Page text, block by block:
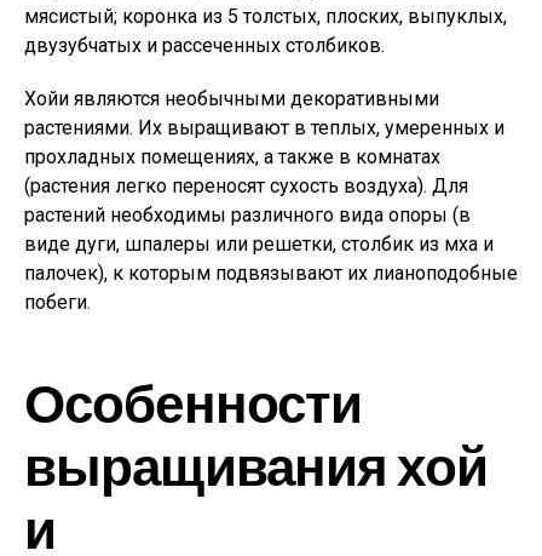
мясистый; коронка из 5 толстых, плоских, выпуклых,
двузубчатых и рассеченных столбиков.
Хойи являются необычными декоративными
растениями. Их выращивают в теплых, умеренных и
прохладных помещениях, а также в комнатах
(растения легко переносят сухость воздуха). Для
растений необходимы различного вида опоры (в
виде дуги, шпалеры или решетки, столбик из мха и
палочек), к которым подвязывают их лианоподобные
побеги.
Особенности
выращивания хой
и